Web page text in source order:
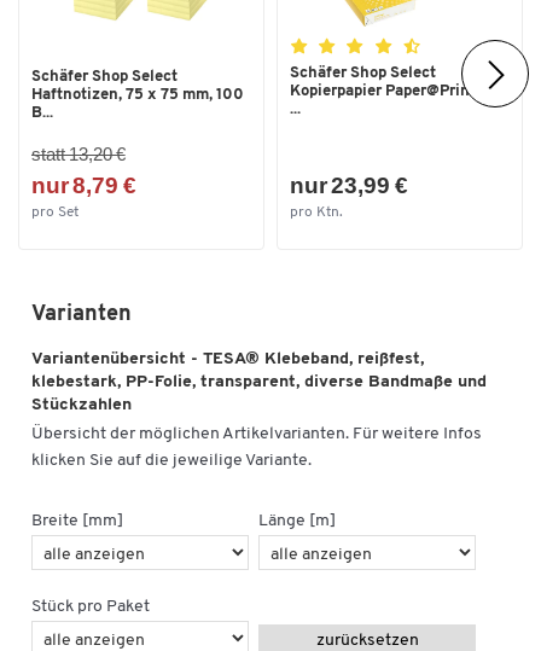
Schäfer Shop Select
Haftnotizen, 75 x 75 mm, 100
B...
statt 13,20 €
nur 8,79 €
pro Set
Schäfer Shop Select
Kopierpapier Paper@Print, DIN
...
nur 23,99 €
pro Ktn.
Varianten
Variantenübersicht - TESA® Klebeband, reißfest,
klebestark, PP-Folie, transparent, diverse Bandmaße und
Stückzahlen
Übersicht der möglichen Artikelvarianten. Für weitere Infos
klicken Sie auf die jeweilige Variante.
Breite [mm] Länge [m]
Stück pro Paket
zurücksetzen